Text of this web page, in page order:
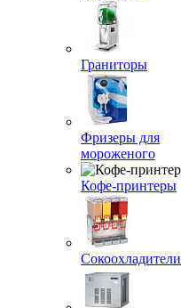
Граниторы
Фризеры для
мороженого
Кофе-принтеры
Сокоохладители